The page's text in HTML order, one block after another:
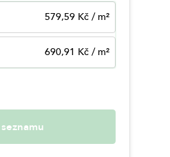
579,59 Kč / m²
690,91 Kč / m²